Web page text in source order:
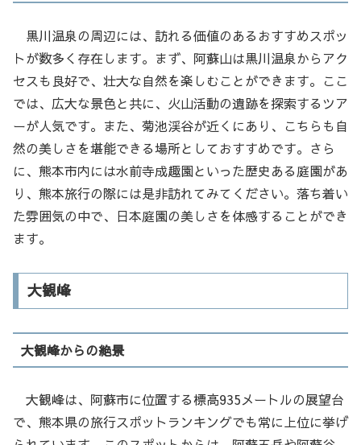
黒川温泉の周辺には、訪れる価値のあるおすすめスポッ
トが数多く存在します。まず、阿蘇山は黒川温泉からアク
セスも良好で、壮大な自然を楽しむことができます。ここ
では、広大な景色と共に、火山活動の遺跡を探索するツア
ーが人気です。また、菊池渓谷が近くにあり、こちらも自
然の美しさを堪能できる場所としておすすめです。さら
に、熊本市内には水前寺成趣園といった歴史ある庭園があ
り、熊本旅行の際には是非訪れてみてください。落ち着い
た雰囲気の中で、日本庭園の美しさを体感することができ
ます。
大観峰
大観峰からの絶景
大観峰は、阿蘇市に位置する標高935メートルの展望台
で、熊本県の旅行スポットランキングでも常に上位に挙げ